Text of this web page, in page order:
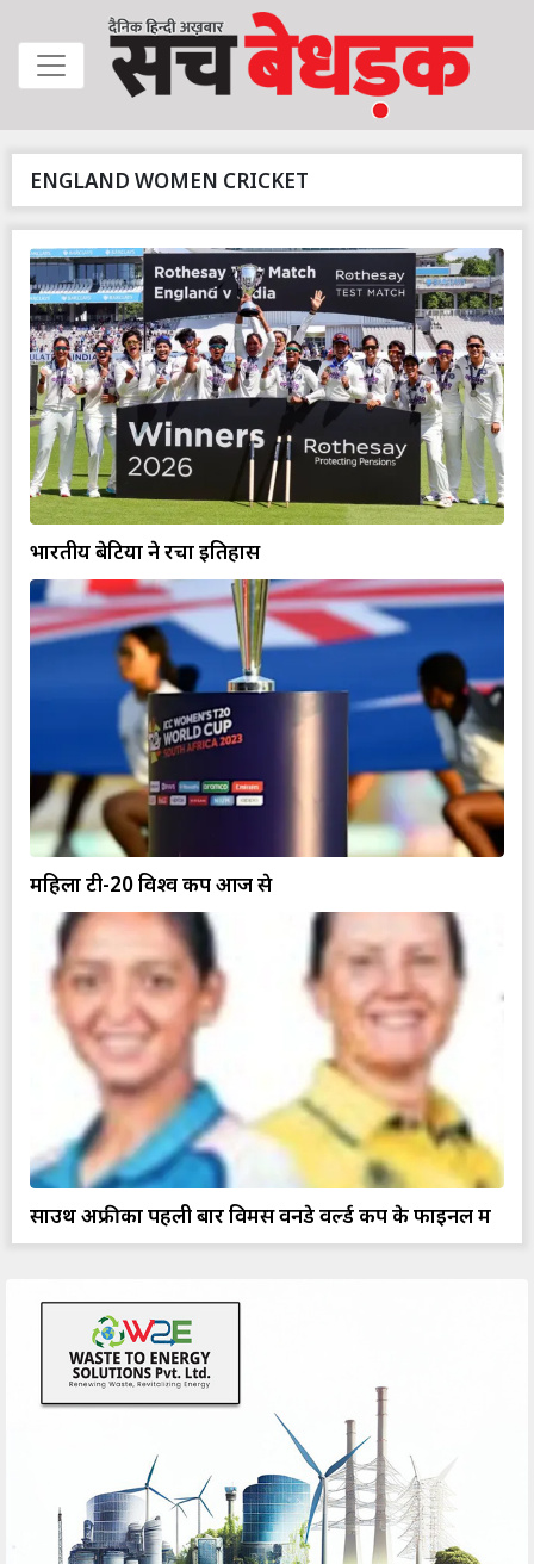
ENGLAND WOMEN CRICKET
भारतीय बेटियों ने रचा इतिहास
महिला टी-20 विश्व कप आज से
साउथ अफ्रीका पहली बार विमेंस वनडे वर्ल्ड कप के फाइनल में